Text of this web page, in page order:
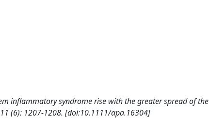
inflammatory syndrome rise with the greater spread of the
(6): 1207-1208. [doi:10.1111/apa.16304]